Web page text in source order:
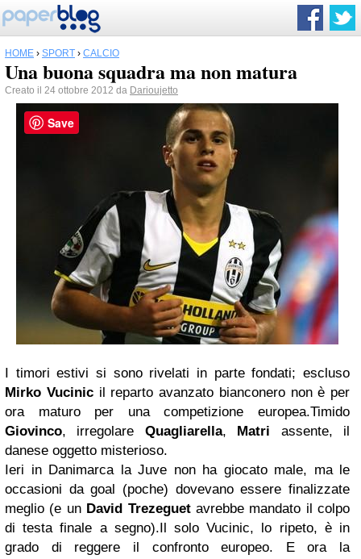
HOME › SPORT › CALCIO
Una buona squadra ma non matura
Creato il 24 ottobre 2012 da Darioujetto
I timori estivi si sono rivelati in parte fondati; escluso
Mirko Vucinicil reparto avanzato bianconero non è per
ora maturo per una competizione europea.Timido
Giovinco, irregolare Quagliarella, Matri assente, il
danese oggetto misterioso.
Ieri in Danimarca la Juve non ha giocato male, ma le
occasioni da goal (poche) dovevano essere finalizzate
meglio (e un David Trezeguetavrebbe mandato il colpo
di testa finale a segno).Il solo Vucinic, lo ripeto, è in
grado di reggere il confronto europeo. E ora la
Save